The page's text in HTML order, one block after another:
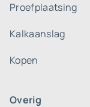
Proefplaatsing
Kalkaanslag
Kopen
Overig